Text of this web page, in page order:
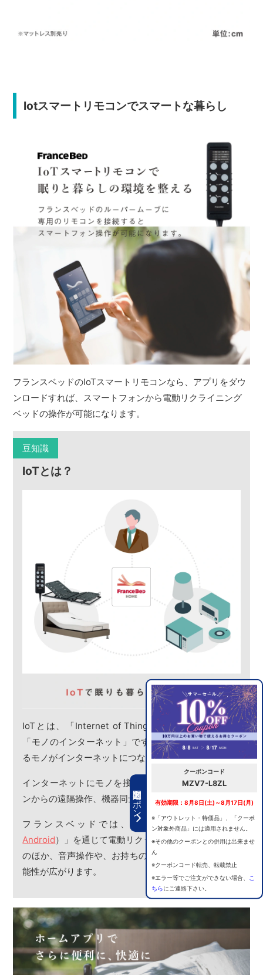
期間限定クーポン
クーポンコード
MZV7-L8ZL
有効期限：8月8日(土)～8月17日(月)
※「アウトレット・特価品」、「クーポ
ン対象外商品」には適用されません。
※その他のクーポンとの併用は出来ませ
ん
※クーポンコード転売、転載禁止
※エラー等でご注文ができない場合、
こ
ちらにご連絡下さい。
Iotスマートリモコンでスマートな暮らし
フランスベッドのIoTスマートリモコンなら、アプリをダウ
ンロードすれば、スマートフォンから電動リクライニング
ベッドの操作が可能になります。
豆知識
IoTとは？
IoTとは、「Internet of Things」の略称で、直訳は
「モノのインターネット」です。「身の回りのあらゆ
るモノがインターネットにつながる」技術です。
インターネットにモノを接続することでスマートフォ
ンからの遠隔操作、機器同士の連携などができます。
フランスベッドでは、「ホームアプリ（iOS /
Android）」を通じて電動リクライニングベッドの操作
のほか、音声操作や、お持ちのIoT家電に連携させる可
能性が広がります。